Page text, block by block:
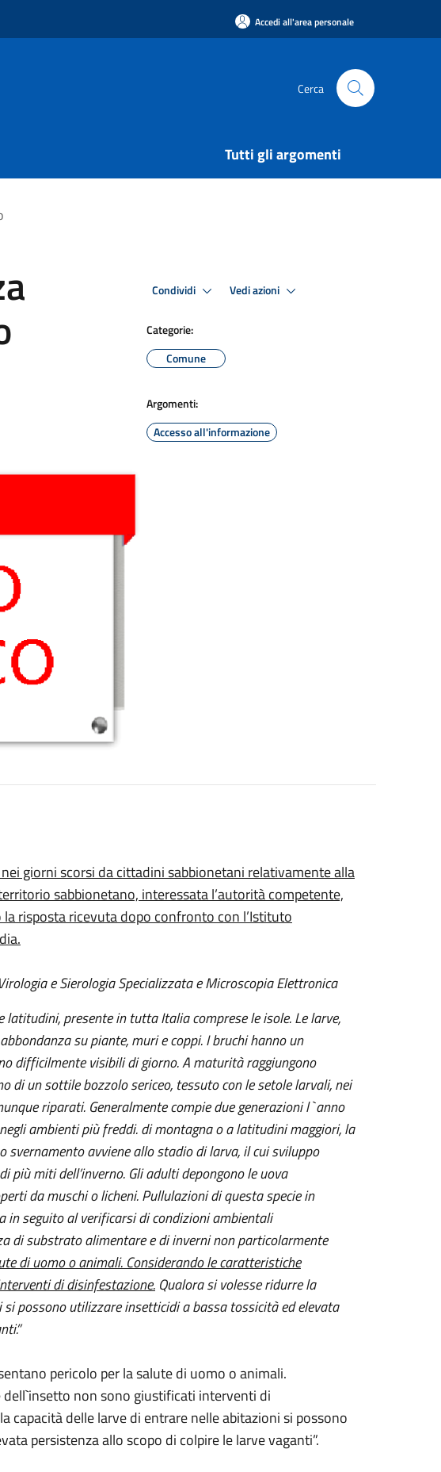
Accedi all'area personale
Cerca
Tutti gli argomenti
Condividi Vedi azioni
Categorie:
Comune
Argomenti:
Accesso all'informazione
giorni scorsi da cittadini sabbionetani relativamente alla
sabbionetano, interessata l’autorità competente,
risposta ricevuta dopo confronto con l’Istituto
e Sierologia Specializzata e Microscopia Elettronica
latitudini, presente in tutta Italia comprese le isole. Le larve,
su piante, muri e coppi. I bruchi hanno un
difficilmente visibili di giorno. A maturità raggiungono
di un sottile bozzolo sericeo, tessuto con le setole larvali, nei
riparati. Generalmente compie due generazioni l`anno
ambienti più freddi. di montagna o a latitudini maggiori, la
svernamento avviene allo stadio di larva, il cui sviluppo
più miti dell’inverno. Gli adulti depongono le uova
da muschi o licheni. Pullulazioni di questa specie in
in seguito al verificarsi di condizioni ambientali
di substrato alimentare e di inverni non particolarmente
di uomo o animali. Considerando le caratteristiche
di disinfestazione.Qualora si volesse ridurre la
possono utilizzare insetticidi a bassa tossicità ed elevata
pericolo per la salute di uomo o animali.
non sono giustificati interventi di
capacità delle larve di entrare nelle abitazioni si possono
persistenza allo scopo di colpire le larve vaganti”.